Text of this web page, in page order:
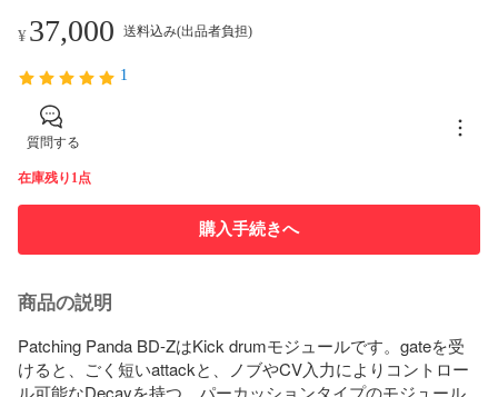
¥37,000 送料込み(出品者負担)
1
質問する
在庫残り1点
購入手続きへ
商品の説明
Patching Panda BD-ZはKick drumモジュールです。gateを受
けると、ごく短いattackと、ノブやCV入力によりコントロー
ル可能なDecayを持つ、パーカッションタイプのモジュール